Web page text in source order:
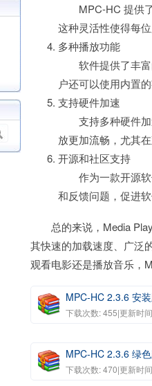
MPC-HC 提供了
这种灵活性使得每
多种播放功能
软件提供了丰富
户还可以使用内置
支持硬件加速
支持多种硬件加
放更加流畅，尤其
开源和社区支持
作为一款开源软
和反馈问题，促进
总的来说，Media
其快速的加载速度、广泛
观看电影还是播放音乐，
MPC-HC 2.3.6 安装
下载次数: 455|更新时
MPC-HC 2.3.6 绿色
下载次数: 470|更新时